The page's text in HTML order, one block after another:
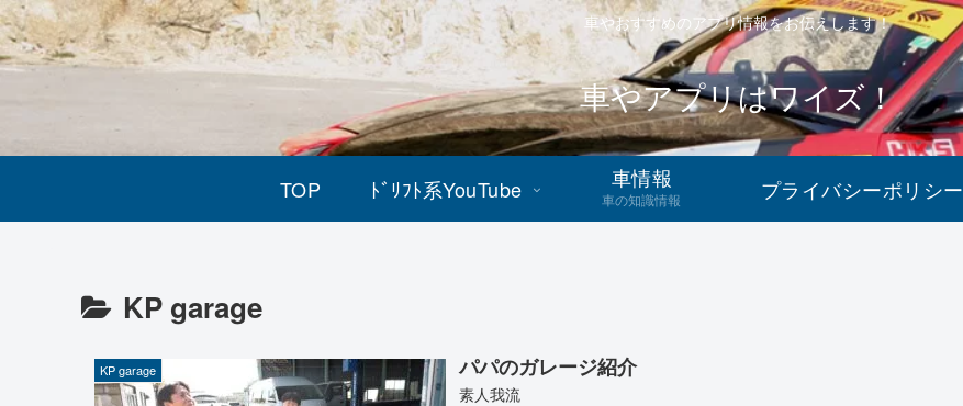
車やおすすめのアプリ情報をお伝えします！
車やアプリはワイズ！
TOP ﾄﾞﾘﾌﾄ系YouTube 車情報
車の知識情報 プライバシーポリシー
KP garage
KP garage パパのガレージ紹介
素人我流